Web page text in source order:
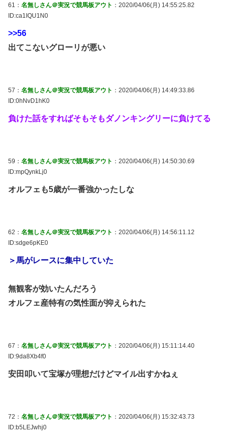
61： 名無しさん＠実況で競馬板アウト ：2020/04/06(月) 14:55:25.82
ID:ca1IQU1N0
>>56
出てこないグローリが悪い
57： 名無しさん＠実況で競馬板アウト ：2020/04/06(月) 14:49:33.86
ID:0hNvD1hK0
負けた話をすればそもそもダノンキングリーに負けてる
59： 名無しさん＠実況で競馬板アウト ：2020/04/06(月) 14:50:30.69
ID:mpQynkLj0
オルフェも5歳が一番強かったしな
62： 名無しさん＠実況で競馬板アウト ：2020/04/06(月) 14:56:11.12
ID:sdge6pKE0
＞馬がレースに集中していた
無観客が効いたんだろう
オルフェ産特有の気性面が抑えられた
67： 名無しさん＠実況で競馬板アウト ：2020/04/06(月) 15:11:14.40
ID:9da8Xb4f0
安田叩いて宝塚が理想だけどマイル出すかねぇ
72： 名無しさん＠実況で競馬板アウト ：2020/04/06(月) 15:32:43.73
ID:b5LEJwhj0